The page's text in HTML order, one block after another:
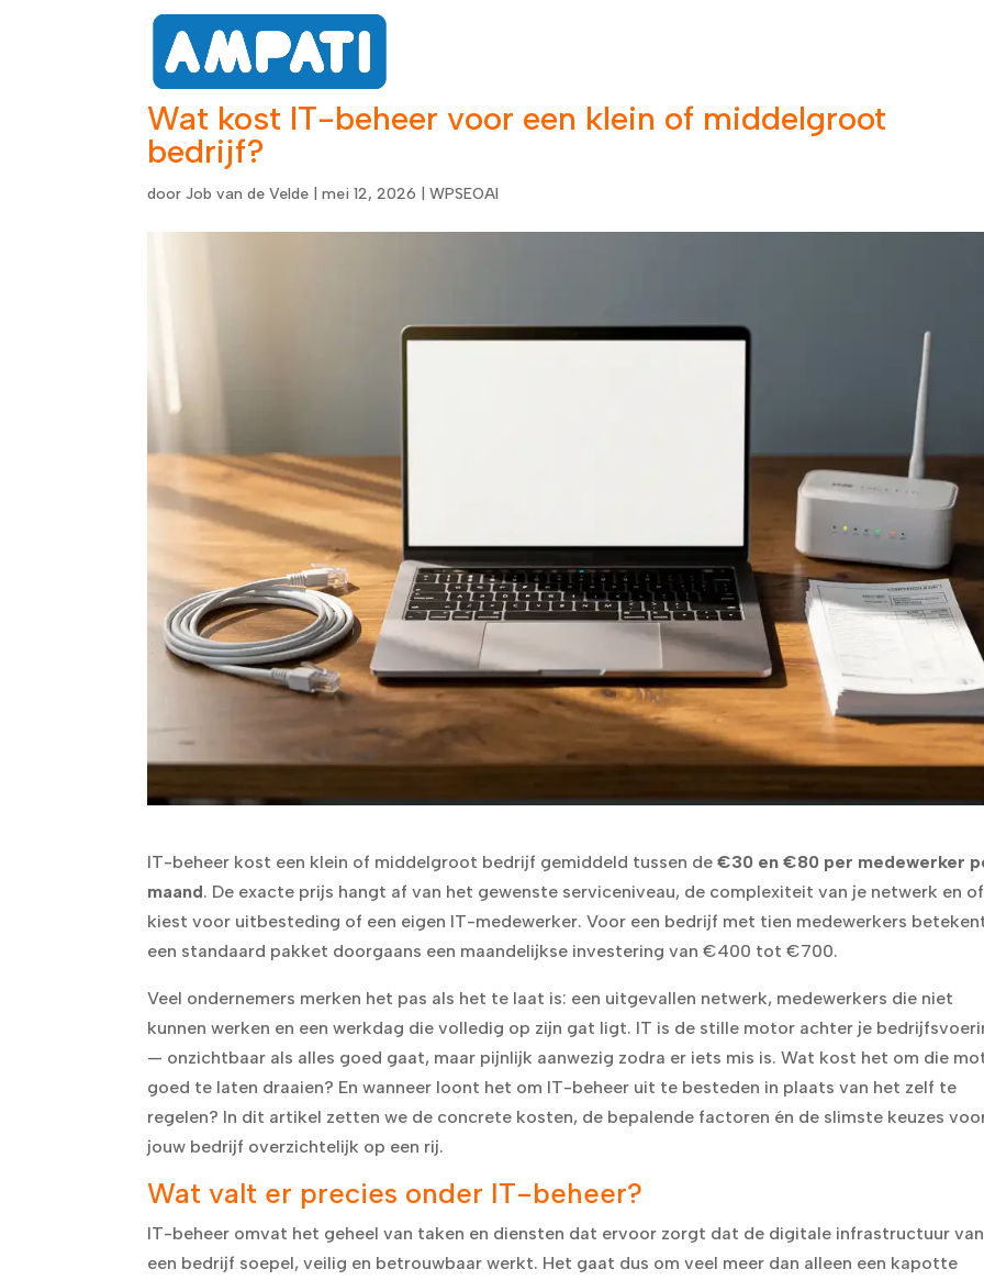
Wat kost IT-beheer voor een klein of middelgroot
bedrijf?
door Job van de Velde |mei 12, 2026 |WPSEOAI
IT-beheer kost een klein of middelgroot bedrijf gemiddeld tussen de€30 en €80 per medewerker
maand. De exacte prijs hangt af van het gewenste serviceniveau, de complexiteit van je netwerk en
kiest voor uitbesteding of een eigen IT-medewerker. Voor een bedrijf met tien medewerkers
een standaard pakket doorgaans een maandelijkse investering van €400 tot €700.
Veel ondernemers merken het pas als het te laat is: een uitgevallen netwerk, medewerkers die niet
kunnen werken en een werkdag die volledig op zijn gat ligt. IT is de stille motor achter je
— onzichtbaar als alles goed gaat, maar pijnlijk aanwezig zodra er iets mis is. Wat kost het om die
goed te laten draaien? En wanneer loont het om IT-beheer uit te besteden in plaats van het zelf te
regelen? In dit artikel zetten we de concrete kosten, de bepalende factoren én de slimste keuzes
jouw bedrijf overzichtelijk op een rij.
Wat valt er precies onder IT-beheer?
IT-beheer omvat het geheel van taken en diensten dat ervoor zorgt dat de digitale infrastructuur van
een bedrijf soepel, veilig en betrouwbaar werkt. Het gaat dus om veel meer dan alleen een kapotte